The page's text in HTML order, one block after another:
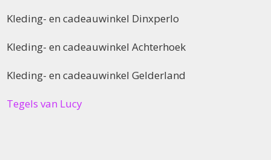
Kleding- en cadeauwinkel Dinxperlo
Kleding- en cadeauwinkel Achterhoek
Kleding- en cadeauwinkel Gelderland
Tegels van Lucy